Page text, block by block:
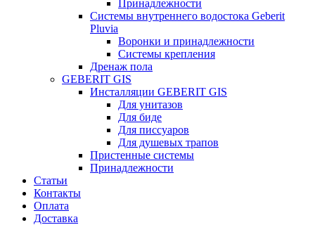
Принадлежности
Системы внутреннего водостока Geberit
Pluvia
Воронки и принадлежности
Системы крепления
Дренаж пола
GEBERIT GIS
Инсталляции GEBERIT GIS
Для унитазов
Для биде
Для писсуаров
Для душевых трапов
Пристенные системы
Принадлежности
Статьи
Контакты
Оплата
Доставка